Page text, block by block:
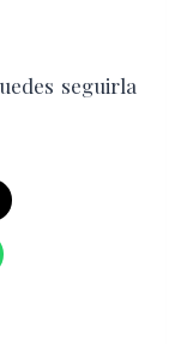
seguirla